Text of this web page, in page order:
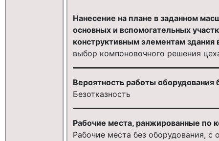
Нанесение на плане в заданном
основных и вспомогательных
конструктивным элементам здания
выбор компоновочного решения
Вероятность работы оборудования
Безотказность
Рабочие места, ранжированные по
Рабочие места без оборудования,